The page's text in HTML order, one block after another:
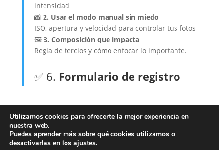
intensidad
📸 2. Usar el modo manual sin miedo
ISO, apertura y velocidad para controlar tus fotos
🖼️ 3. Composición que impacta
Regla de tercios y cómo enfocar lo importante.
✅ 6. Formulario de registro
Sy
Utilizamos cookies para ofrecerte la mejor experiencia en
nuestra web.
Puedes aprender más sobre qué cookies utilizamos o
desactivarlas en los ajustes.